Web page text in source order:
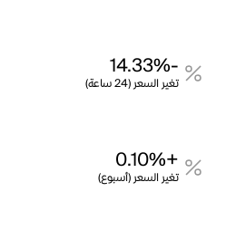
-14.33%
تغير السعر (24 ساعة)
+0.10%
تغير السعر (أسبوع)